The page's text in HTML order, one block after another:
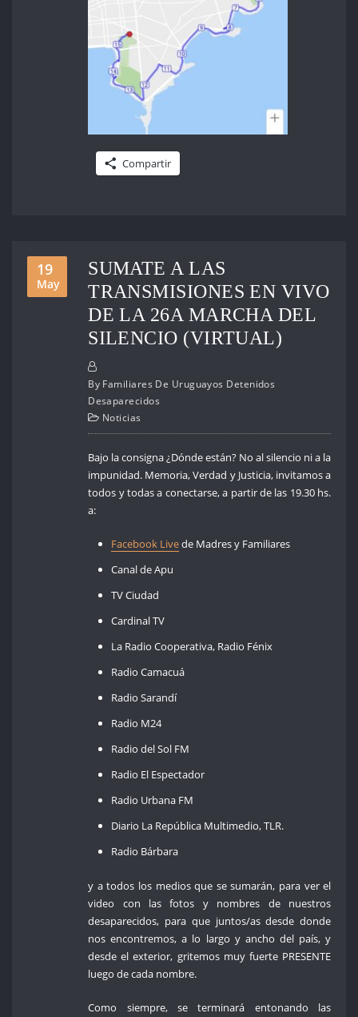
Compartir
19
May
SUMATE A LAS
TRANSMISIONES EN VIVO
DE LA 26A MARCHA DEL
SILENCIO (VIRTUAL)
By Familiares De Uruguayos Detenidos
Desaparecidos
Noticias
Bajo la consigna ¿Dónde están? No al silencio ni a la
impunidad. Memoria, Verdad y Justicia, invitamos a
todos y todas a conectarse, a partir de las 19.30 hs.
a:
Facebook Livede Madres y Familiares
Canal de Apu
TV Ciudad
Cardinal TV
La Radio Cooperativa, Radio Fénix
Radio Camacuá
Radio Sarandí
Radio M24
Radio del Sol FM
Radio El Espectador
Radio Urbana FM
Diario La República Multimedio, TLR.
Radio Bárbara
y a todos los medios que se sumarán, para ver el
video con las fotos y nombres de nuestros
desaparecidos, para que juntos/as desde donde
nos encontremos, a lo largo y ancho del país, y
desde el exterior, gritemos muy fuerte PRESENTE
luego de cada nombre.
Como siempre, se terminará entonando las